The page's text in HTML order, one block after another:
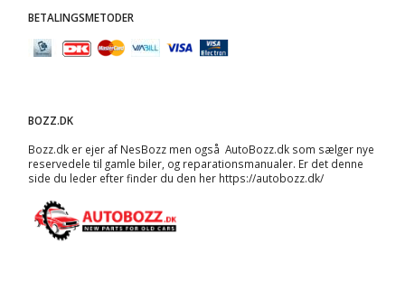
BETALINGSMETODER
BOZZ.DK
Bozz.dk er ejer af NesBozz men også AutoBozz.dk som sælger nye
reservedele til gamle biler, og reparationsmanualer. Er det denne
side du leder efter finder du den her https://autobozz.dk/